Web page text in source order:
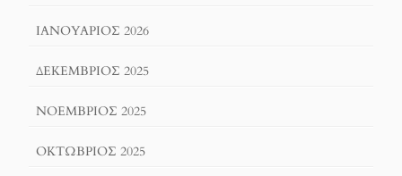
ΙΑΝΟΥΆΡΙΟΣ 2026
ΔΕΚΈΜΒΡΙΟΣ 2025
ΝΟΈΜΒΡΙΟΣ 2025
ΟΚΤΏΒΡΙΟΣ 2025